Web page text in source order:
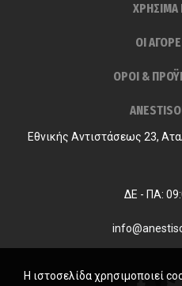
ΧΡΗΣΙΜΑ
ΟΙ
ΟΡΟΙ &
Εθνικής Αντιστάσεως 23,
ΔΕ - ΠΑ:
Η ιστοσελίδα χρησιμοποιεί